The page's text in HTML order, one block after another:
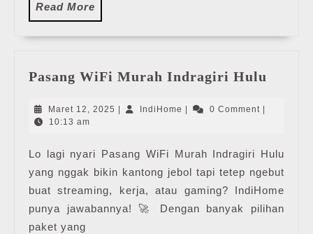
Read More
More
Pasang WiFi Murah Indragiri Hulu
Maret 12, 2025 Maret
IndiHome IndiHome0 Comment
10:13 am
Lo lagi nyari Pasang WiFi Murah Indragiri Hulu
yang nggak bikin kantong jebol tapi tetep ngebut
buat streaming, kerja, atau gaming? IndiHome
punya jawabannya! 🚀 Dengan banyak pilihan
paket yang